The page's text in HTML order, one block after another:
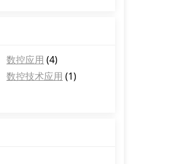
数控应用 (4)
数控技术应用 (1)